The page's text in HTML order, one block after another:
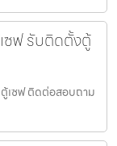
ซฟ รับติดตั้งตู้
เซฟ ติดต่อสอบถาม